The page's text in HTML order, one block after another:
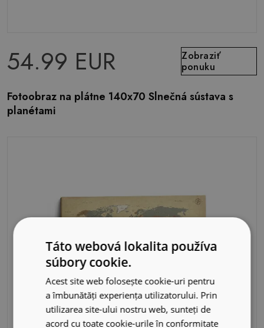
54.99 EUR
Zobraziť
ponuku
Fotoobraz na plátne 140x70 Slnečná sústava s
planétami
Táto webová lokalita používa
súbory cookie.
Acest site web folosește cookie-uri pentru
a îmbunătăți experiența utilizatorului. Prin
utilizarea site-ului nostru web, sunteți de
acord cu toate cookie-urile în conformitate